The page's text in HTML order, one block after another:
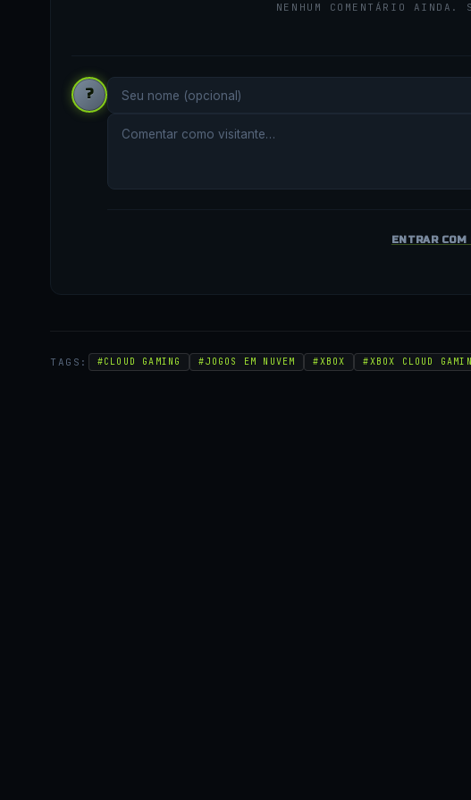
NENHUM COMENTÁRIO
?
ENTRAR COM
TAGS: #CLOUD GAMING #JOGOS EM NUVEM #XBOX #XBOX CLOUD